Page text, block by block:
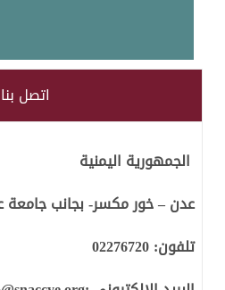
اتصل بنا
الجمهورية اليمنية
عدن – خور مكسر- بجانب جامعة
تلفون:02276720